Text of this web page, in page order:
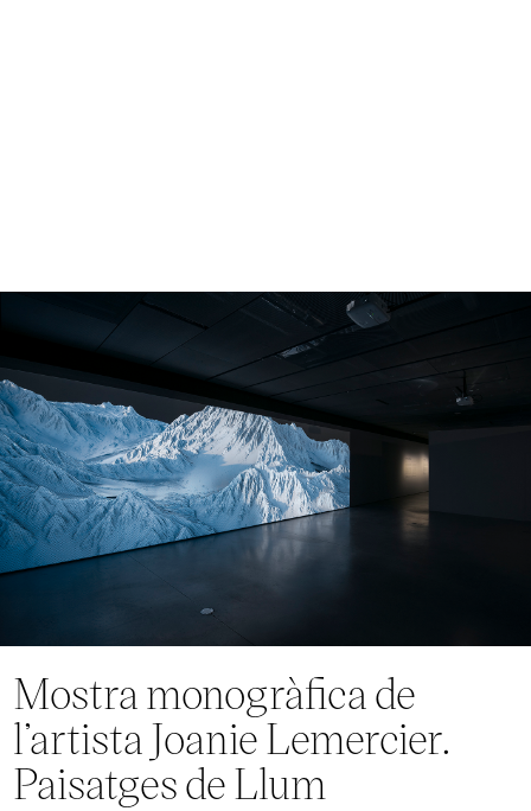
Mostra monogràfica de
l’artista Joanie Lemercier.
Paisatges de Llum